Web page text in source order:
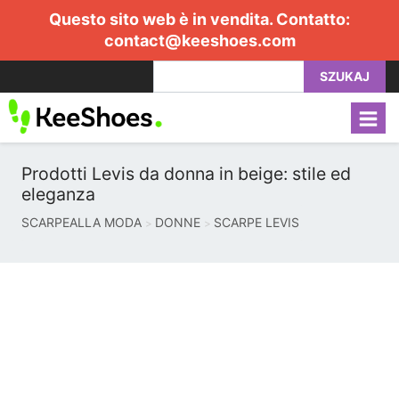
Questo sito web è in vendita. Contatto:
contact@keeshoes.com
SZUKAJ
Prodotti Levis da donna in beige: stile ed
eleganza
SCARPEALLA MODA DONNE SCARPE LEVIS